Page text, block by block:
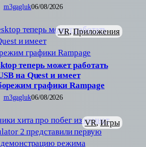
m3gagluk06/08/2026
теперь может работать
на Quest и имеет
графики Rampage
VR, Приложения
m3gagluk06/08/2026
VR, Игры